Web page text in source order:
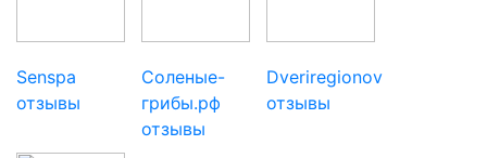
Senspa
отзывы
Соленые-
грибы.рф
отзывы
Dveriregionov
отзывы